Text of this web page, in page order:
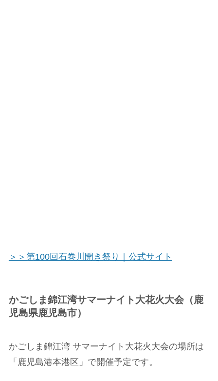
＞＞第100回石巻川開き祭り｜公式サイト
かごしま錦江湾サマーナイト大花火大会（鹿
児島県鹿児島市）
かごしま錦江湾 サマーナイト大花火大会の場所は
「鹿児島港本港区」で開催予定です。